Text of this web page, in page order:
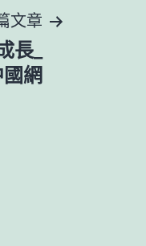
文章
長_
網